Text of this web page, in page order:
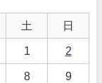
土 日
1 2
8 9